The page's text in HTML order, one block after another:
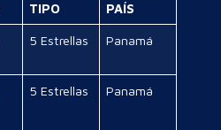
TIPO PAÍS
5 Estrellas Panamá
5 Estrellas Panamá